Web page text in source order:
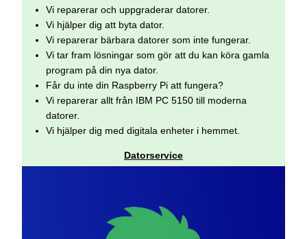
Vi reparerar och uppgraderar datorer.
Vi hjälper dig att byta dator.
Vi reparerar bärbara datorer som inte fungerar.
Vi tar fram lösningar som gör att du kan köra gamla
program på din nya dator.
Får du inte din Raspberry Pi att fungera?
Vi reparerar allt från IBM PC 5150 till moderna
datorer.
Vi hjälper dig med digitala enheter i hemmet.
Datorservice